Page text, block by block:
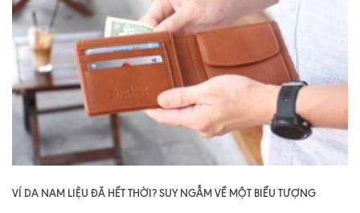
VÍ DA NAM LIỆU ĐÃ HẾT THỜI? SUY NGẪM VỀ MỘT BIỂU TƯỢNG